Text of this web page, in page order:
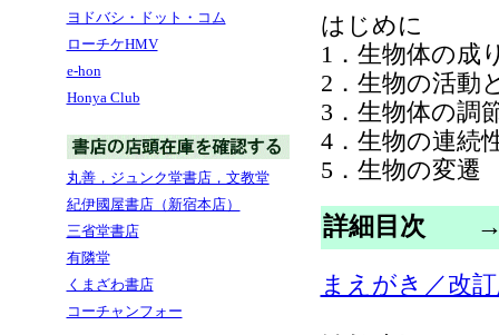
ヨドバシ・ドット・コム
ローチケHMV
e-hon
Honya Club
丸善，ジュンク堂書店，文教堂
紀伊國屋書店（新宿本店）
三省堂書店
有隣堂
くまざわ書店
コーチャンフォー
はじめに
1．生物体の成
2．生物の活動
3．生物体の調
4．生物の連続
5．生物の変遷
詳細目次
まえがき／改